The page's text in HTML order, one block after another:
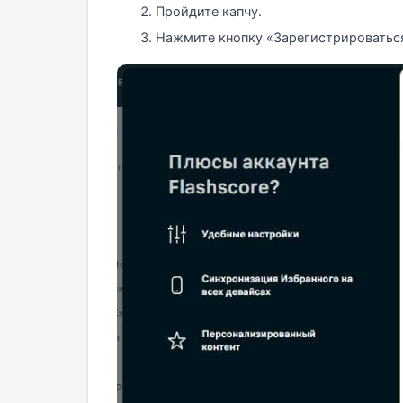
Пройдите капчу.
Нажмите кнопку